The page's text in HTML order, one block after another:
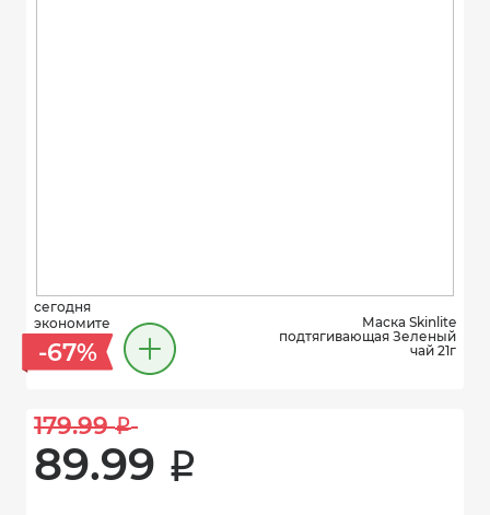
сегодня
экономите
-67%
Маска Skinlite
подтягивающая Зеленый
чай 21г
179.99 i
89.99 i